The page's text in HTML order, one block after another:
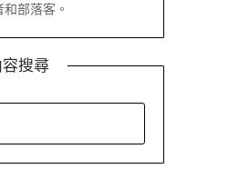
部落客。
搜尋